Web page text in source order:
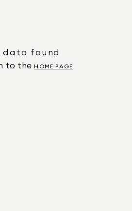
data found
to the HOME PAGE